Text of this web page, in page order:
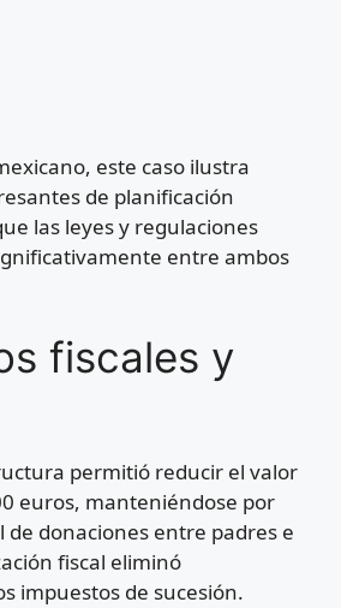
este caso ilustra
de planificación
las leyes y regulaciones
entre ambos
fiscales y
permitió reducir el valor
euros, manteniéndose por
de donaciones entre padres e
fiscal eliminó
impuestos de sucesión.